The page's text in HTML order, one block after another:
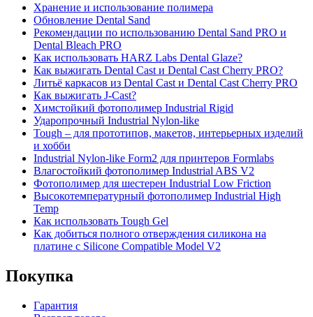
Хранение и использование полимера
Обновление Dental Sand
Рекомендации по использованию Dental Sand PRO и
Dental Bleach PRO
Как использовать HARZ Labs Dental Glaze?
Как выжигать Dental Cast и Dental Cast Cherry PRO?
Литьё каркасов из Dental Cast и Dental Cast Cherry PRO
Как выжигать J-Cast?
Химстойкий фотополимер Industrial Rigid
Ударопрочный Industrial Nylon-like
Tough – для прототипов, макетов, интерьерных изделий
и хобби
Industrial Nylon-like Form2 для принтеров Formlabs
Влагостойкий фотополимер Industrial ABS V2
Фотополимер для шестерен Industrial Low Friction
Высокотемпературный фотополимер Industrial High
Temp
Как использовать Tough Gel
Как добиться полного отверждения силикона на
платине с Silicone Compatible Model V2
Покупка
Гарантия